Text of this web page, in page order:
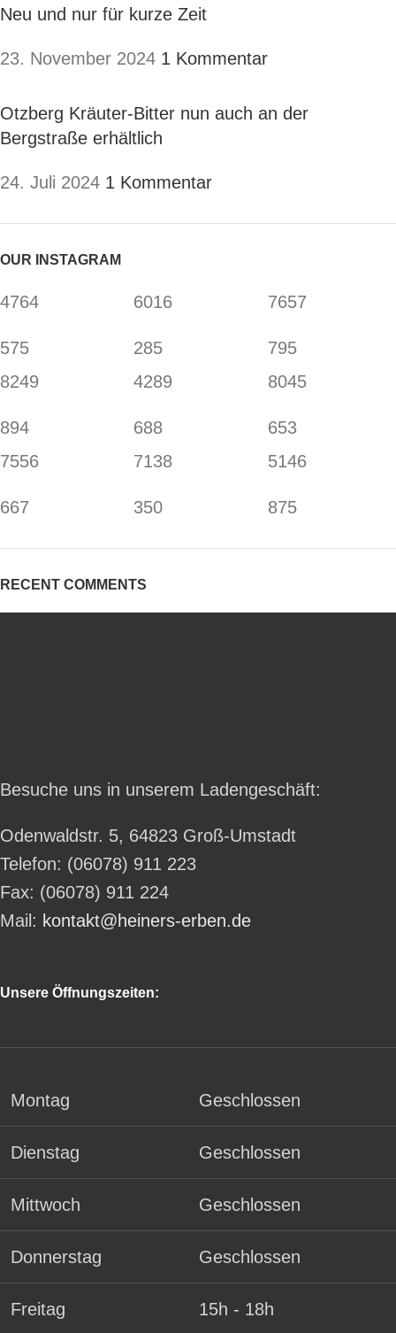
Neu und nur für kurze Zeit
23. November 2024 1 Kommentar
Otzberg Kräuter-Bitter nun auch an der
Bergstraße erhältlich
24. Juli 2024 1 Kommentar
OUR INSTAGRAM
4764
575
6016
285
7657
795
8249
894
4289
688
8045
653
7556
667
7138
350
5146
875
RECENT COMMENTS
Besuche uns in unserem Ladengeschäft:
Odenwaldstr. 5, 64823 Groß-Umstadt
Telefon: (06078) 911 223
Fax: (06078) 911 224
Mail: kontakt@heiners-erben.de
Unsere Öffnungszeiten:
Montag Geschlossen
Dienstag Geschlossen
Mittwoch Geschlossen
Donnerstag Geschlossen
Freitag 15h - 18h